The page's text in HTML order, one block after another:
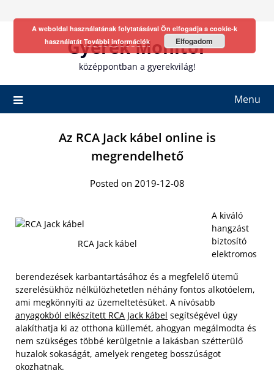
Gyerek Monitor
középpontban a gyerekvilág!
Menu
Az RCA Jack kábel online is
megrendelhető
Posted on 2019-12-08
RCA Jack kábel
A kiváló
hangzást
biztosító
elektromos
berendezések karbantartásához és a megfelelő ütemű
szerelésükhöz nélkülözhetetlen néhány fontos alkotóelem,
ami megkönnyíti az üzemeltetésüket. A nívósabb
anyagokból elkészített RCA Jack kábel segítségével úgy
alakíthatja ki az otthona küllemét, ahogyan megálmodta és
nem szükséges többé kerülgetnie a lakásban szétterülő
huzalok sokaságát, amelyek rengeteg bosszúságot
okozhatnak.
A weboldal használatának folytatásával Ön elfogadja a cookie-k
használatát További információk Elfogadom